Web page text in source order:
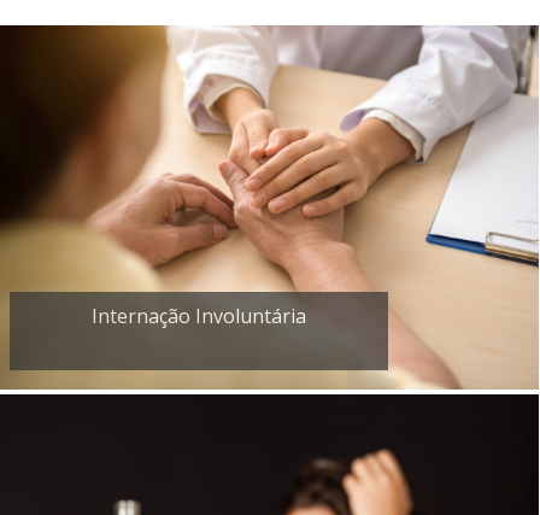
Internação Involuntária